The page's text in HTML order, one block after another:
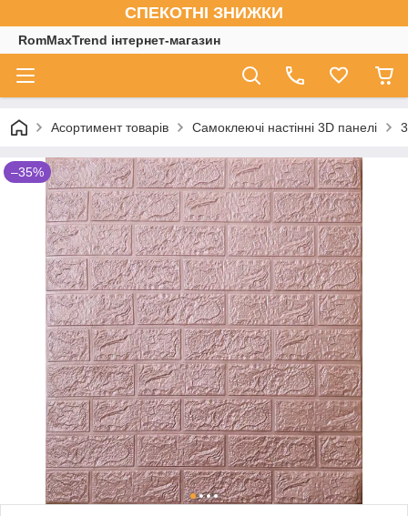
СПЕКОТНІ ЗНИЖКИ
RomMaxTrend інтернет-магазин
Асортимент товарів Самоклеючі настінні 3D панелі
–35%